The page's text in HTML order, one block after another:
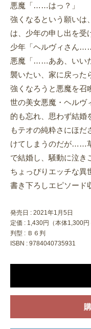
悪魔「……はっ？」
強くなるという願いは
は、少年の申し出を受
少年「ヘルヴィさん
悪魔「……ああ、いい
襲いたい、家に戻った
強くなろうと悪魔を召
世の美女悪魔・ヘルヴ
的も忘れ、思わず結婚
もテオの純粋さにほだ
けてしまうのだが……
で結婚し、騒動に泣き
ちょっぴりエッチな異
書き下ろしエピソード
発売日 : 2021年1月5日
定価 : 1,430円（本体1,300円
判型 : Ｂ６判
ISBN : 9784040735931